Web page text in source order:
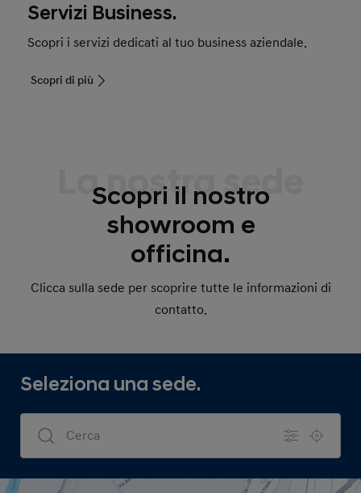
Servizi Business.
Scopri i servizi dedicati al tuo business aziendale.
Scopri di più
La nostra sede
Scopri il nostro
showroom e
officina.
Clicca sulla sede per scoprire tutte le informazioni di
contatto.
Seleziona una sede.
Dealers Search